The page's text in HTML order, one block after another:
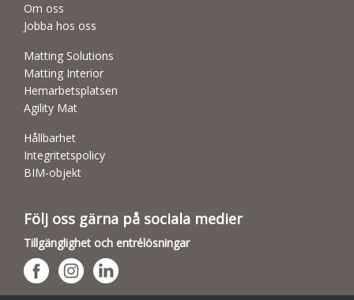
Om oss
Jobba hos oss
Matting Solutions
Matting Interior
Hemarbetsplatsen
Agility Mat
Hållbarhet
Integritetspolicy
BIM-objekt
Följ oss gärna på sociala medier
Tillgänglighet och entrélösningar